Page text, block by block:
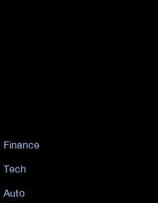
Finance
Tech
Auto